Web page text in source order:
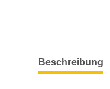
weitere
Beschreibung